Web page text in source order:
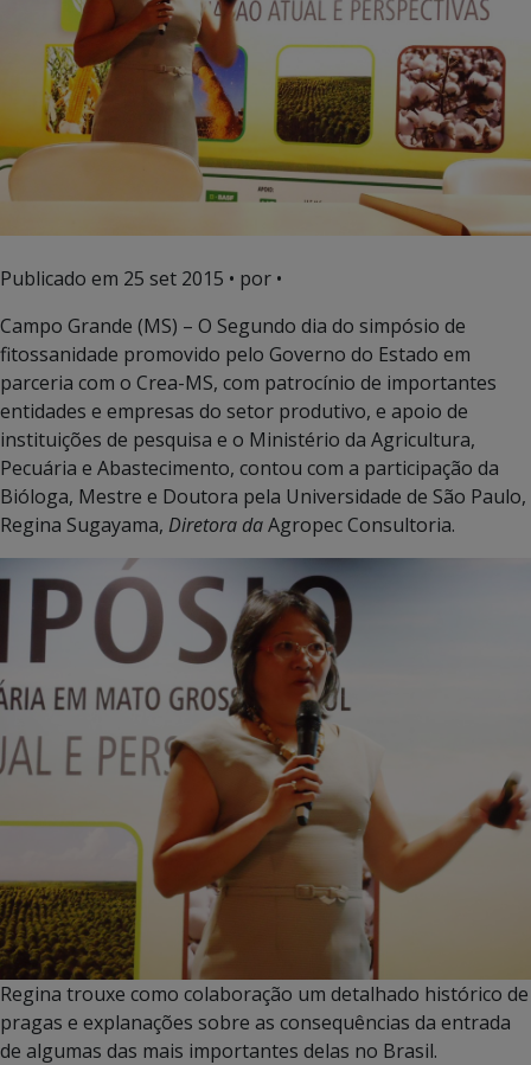
Publicado em 25 set 2015 • por •
Campo Grande (MS) – O Segundo dia do simpósio de
fitossanidade promovido pelo Governo do Estado em
parceria com o Crea-MS, com patrocínio de importantes
entidades e empresas do setor produtivo, e apoio de
instituições de pesquisa e o Ministério da Agricultura,
Pecuária e Abastecimento, contou com a participação da
Bióloga, Mestre e Doutora pela Universidade de São Paulo,
Regina Sugayama, Diretora daAgropec Consultoria.
Regina trouxe como colaboração um detalhado histórico de
pragas e explanações sobre as consequências da entrada
de algumas das mais importantes delas no Brasil.